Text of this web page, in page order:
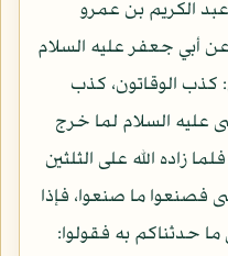
الكريم بن عمرو
أبي جعفر عليه السلام
كذب الوقاتون، كذب
عليه السلام لما خرج
زاده الله على الثلثين
فصنعوا ما صنعوا، فإذا
حدثناكم به فقولوا: